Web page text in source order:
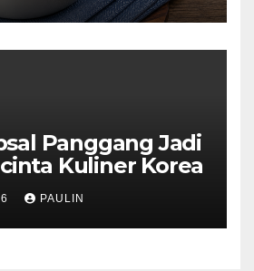
Panggang Jadi
Kuliner Korea
PAULIN